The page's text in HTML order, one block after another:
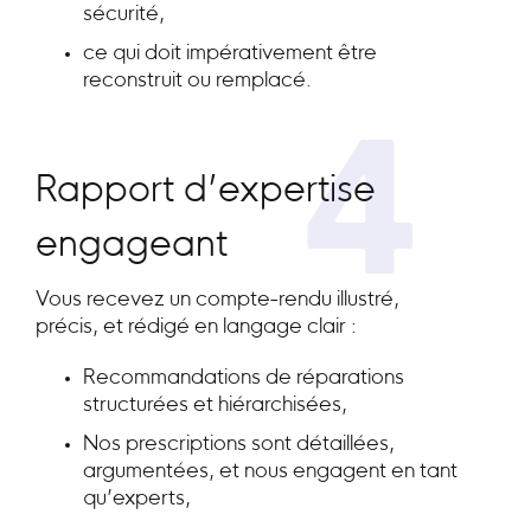
sécurité,
ce qui doit impérativement être
reconstruit ou remplacé.
4
Rapport d’expertise
engageant
Vous recevez un compte-rendu illustré,
précis, et rédigé en langage clair :
Recommandations de réparations
structurées et hiérarchisées,
Nos prescriptions sont détaillées,
argumentées, et nous engagent en tant
qu’experts,